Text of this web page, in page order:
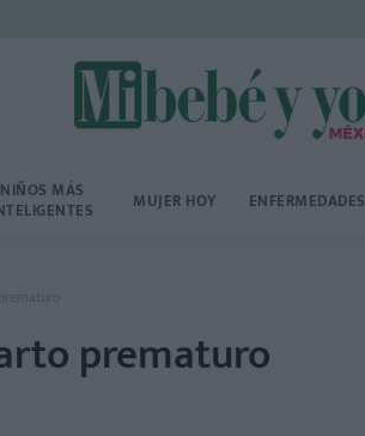
NIÑOS MÁS MUJER HOY ENFERMEDADES
prematuro